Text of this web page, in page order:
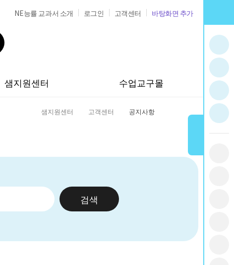
NE능률 교과서 소개 로그인 고객센터 바탕화면 추가
샘지원센터 수업교구몰
샘지원센터 고객센터 공지사항
검색